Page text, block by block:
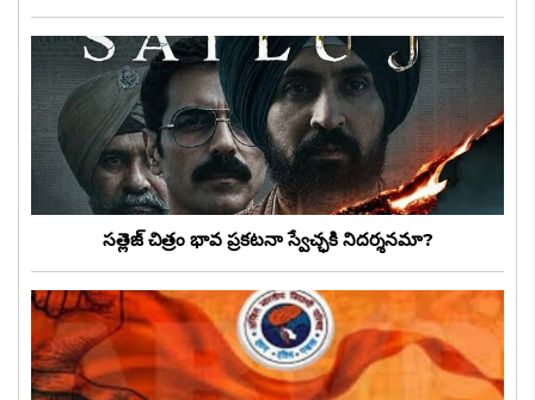
సత్లెజ్ చిత్రం భావ ప్రకటనా స్వేచ్ఛకి నిదర్శనమా?